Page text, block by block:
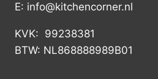
E: info@kitchencorner.nl
KVK: 99238381
BTW: NL868888989B01